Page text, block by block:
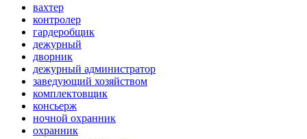
вахтер
контролер
гардеробщик
дежурный
дворник
дежурный администратор
заведующий хозяйством
комплектовщик
консьерж
ночной охранник
охранник